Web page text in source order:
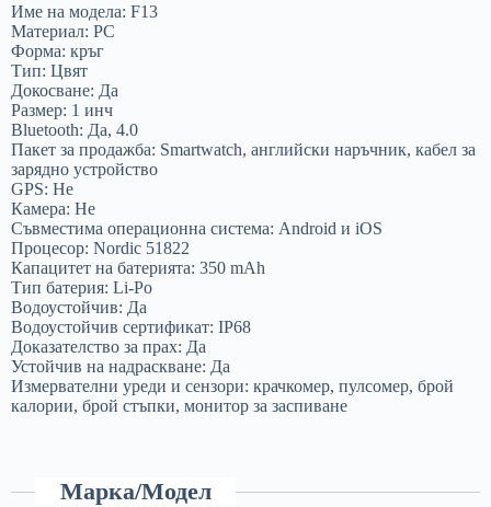
Име на модела: F13
Материал: PC
Форма: кръг
Тип: Цвят
Докосване: Да
Размер: 1 инч
Bluetooth: Да, 4.0
Пакет за продажба: Smartwatch, английски наръчник, кабел за
зарядно устройство
GPS: Не
Камера: Не
Съвместима операционна система: Android и iOS
Процесор: Nordic 51822
Капацитет на батерията: 350 mAh
Тип батерия: Li-Po
Водоустойчив: Да
Водоустойчив сертификат: IP68
Доказателство за прах: Да
Устойчив на надраскване: Да
Измервателни уреди и сензори: крачкомер, пулсомер, брой
калории, брой стъпки, монитор за заспиване
Марка/Модел